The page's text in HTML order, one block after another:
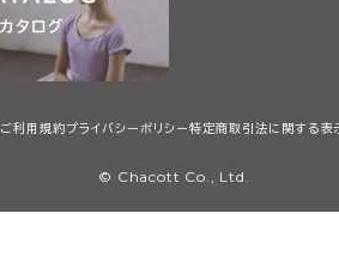
ご利用規約プライバシーポリシー特定商取引法に関する表
© Chacott Co., Ltd.